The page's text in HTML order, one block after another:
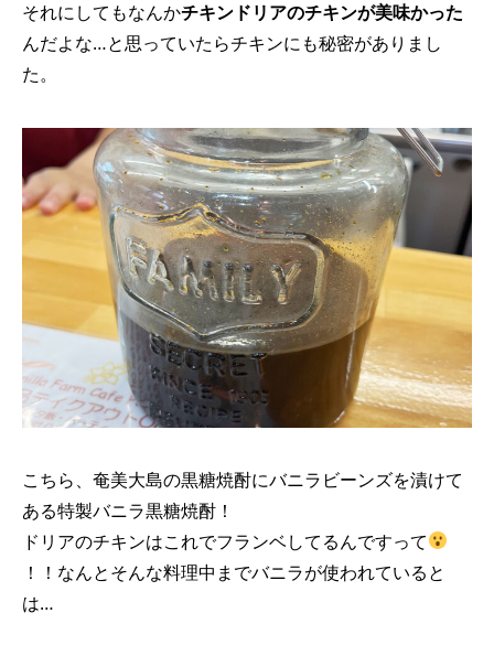
それにしてもなんかチキンドリアのチキンが美味かった
んだよな…と思っていたらチキンにも秘密がありまし
た。
こちら、奄美大島の黒糖焼酎にバニラビーンズを漬けて
ある特製バニラ黒糖焼酎！
ドリアのチキンはこれでフランベしてるんですって
！！なんとそんな料理中までバニラが使われていると
は…